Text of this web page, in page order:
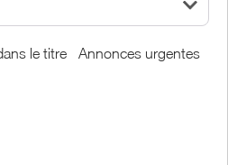
le titre Annonces urgentes